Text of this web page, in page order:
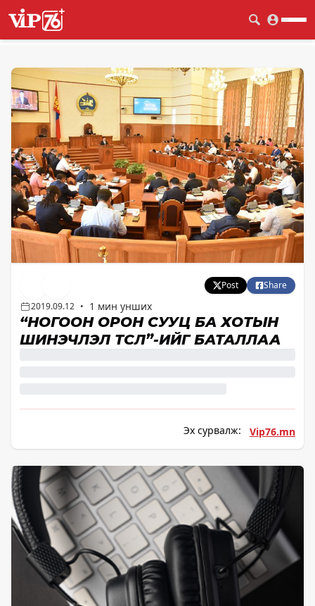
Post
Share
2019.09.12 • 1 мин унших
“НОГООН ОРОН СУУЦ БА ХОТЫН
ШИНЭЧЛЭЛ ТӨСӨЛ”-ИЙГ БАТАЛЛАА
Эх сурвалж: Vip76.mn